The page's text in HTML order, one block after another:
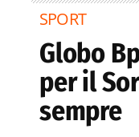
SPORT
Globo
per il
sempre